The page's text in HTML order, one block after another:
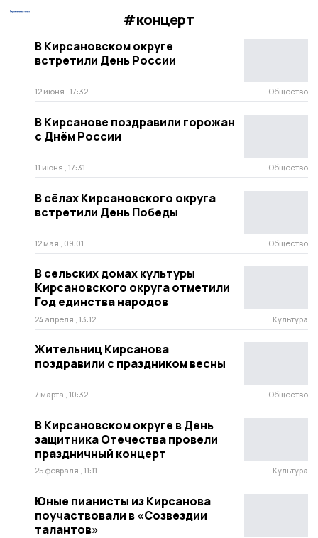
#концерт
В Кирсановском округе
встретили День России
12 июня , 17:32 Общество
В Кирсанове поздравили горожан
с Днём России
11 июня , 17:31 Общество
В сёлах Кирсановского округа
встретили День Победы
12 мая , 09:01 Общество
В сельских домах культуры
Кирсановского округа отметили
Год единства народов
24 апреля , 13:12 Культура
Жительниц Кирсанова
поздравили с праздником весны
7 марта , 10:32 Общество
В Кирсановском округе в День
защитника Отечества провели
праздничный концерт
25 февраля , 11:11 Культура
Юные пианисты из Кирсанова
поучаствовали в «Созвездии
талантов»